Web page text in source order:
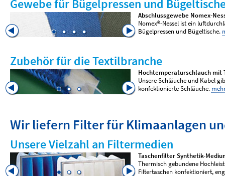
Gewebe für Bügelpressen und
Abschlussgewebe Nomex-
Nomex®-Nessel ist ein
Bügelpressen und Bügeltische.
Zubehör für die Textilbranche
Hochtemperaturschlauch mit
Unsere Schläuche und Kabel
konfektionierte Schläuche.
Wir liefern Filter für Klimaanlagen
Unsere Vielzahl an Filtermedien
Taschenfilter Synthetik-
Thermisch gebundene
Filtertaschen konfektioniert,